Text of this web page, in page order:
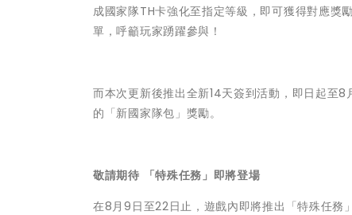
成國家隊TH卡強化至指定等級，即可獲得對應獎
單，呼籲玩家踴躍參與！
而本次更新後推出全新14天簽到活動，即日起至
的「新國家隊包」獎勵。
敬請期待
「特殊任務」即將登場
在8月9日至22日止，遊戲內即將推出「特殊任務